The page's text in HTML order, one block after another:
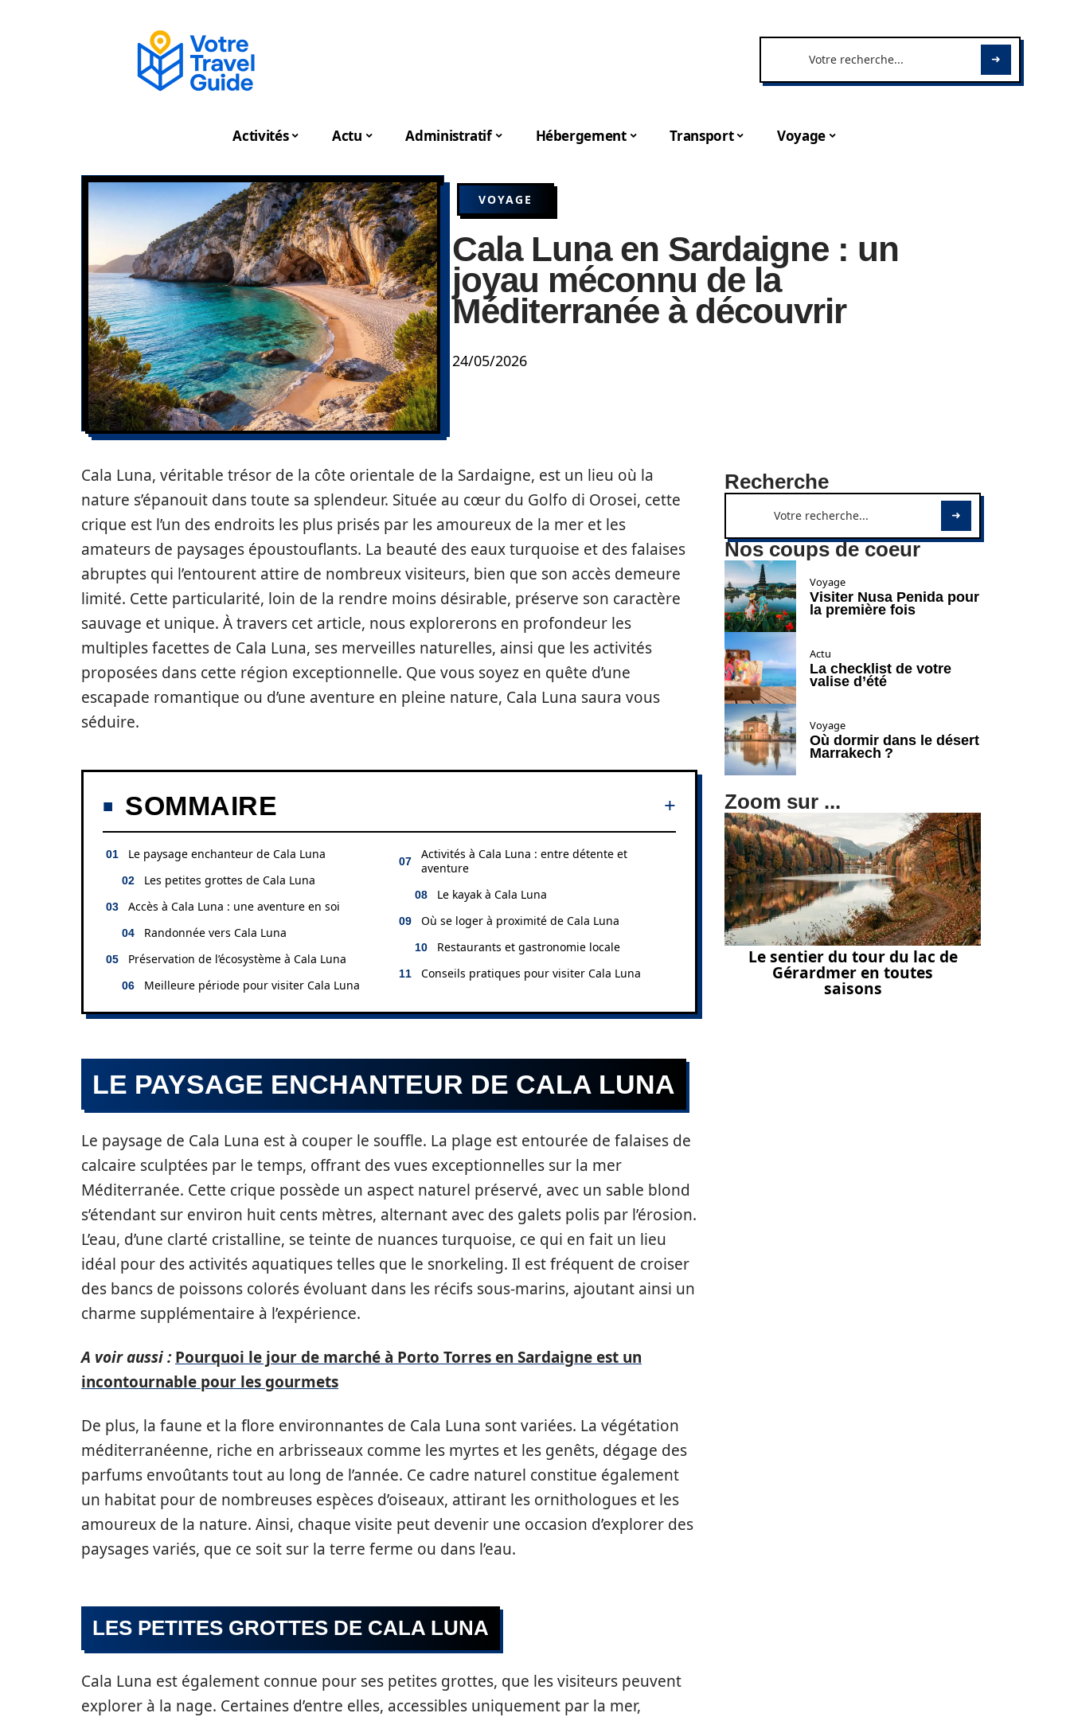
Activités Actu Administratif Hébergement Transport Voyage
VOYAGE
Cala Luna en Sardaigne : un
joyau méconnu de la
Méditerranée à découvrir
24/05/2026
Cala Luna, véritable trésor de la côte orientale de la Sardaigne, est un lieu où la
nature s’épanouit dans toute sa splendeur. Située au cœur du Golfo di Orosei, cette
crique est l’un des endroits les plus prisés par les amoureux de la mer et les
amateurs de paysages époustouflants. La beauté des eaux turquoise et des falaises
abruptes qui l’entourent attire de nombreux visiteurs, bien que son accès demeure
limité. Cette particularité, loin de la rendre moins désirable, préserve son caractère
sauvage et unique. À travers cet article, nous explorerons en profondeur les
multiples facettes de Cala Luna, ses merveilles naturelles, ainsi que les activités
proposées dans cette région exceptionnelle. Que vous soyez en quête d’une
escapade romantique ou d’une aventure en pleine nature, Cala Luna saura vous
séduire.
SOMMAIRE
Le paysage enchanteur de Cala Luna
Les petites grottes de Cala Luna
Accès à Cala Luna : une aventure en soi
Randonnée vers Cala Luna
Préservation de l’écosystème à Cala Luna
Meilleure période pour visiter Cala Luna
Activités à Cala Luna : entre détente et
aventure
Le kayak à Cala Luna
Où se loger à proximité de Cala Luna
Restaurants et gastronomie locale
Conseils pratiques pour visiter Cala Luna
LE PAYSAGE ENCHANTEUR DE CALA LUNA
Le paysage de Cala Luna est à couper le souffle. La plage est entourée de falaises de
calcaire sculptées par le temps, offrant des vues exceptionnelles sur la mer
Méditerranée. Cette crique possède un aspect naturel préservé, avec un sable blond
s’étendant sur environ huit cents mètres, alternant avec des galets polis par l’érosion.
L’eau, d’une clarté cristalline, se teinte de nuances turquoise, ce qui en fait un lieu
idéal pour des activités aquatiques telles que le snorkeling. Il est fréquent de croiser
des bancs de poissons colorés évoluant dans les récifs sous-marins, ajoutant ainsi un
charme supplémentaire à l’expérience.
A voir aussi : Pourquoi le jour de marché à Porto Torres en Sardaigne est un
incontournable pour les gourmets
De plus, la faune et la flore environnantes de Cala Luna sont variées. La végétation
méditerranéenne, riche en arbrisseaux comme les myrtes et les genêts, dégage des
parfums envoûtants tout au long de l’année. Ce cadre naturel constitue également
un habitat pour de nombreuses espèces d’oiseaux, attirant les ornithologues et les
amoureux de la nature. Ainsi, chaque visite peut devenir une occasion d’explorer des
paysages variés, que ce soit sur la terre ferme ou dans l’eau.
LES PETITES GROTTES DE CALA LUNA
Cala Luna est également connue pour ses petites grottes, que les visiteurs peuvent
explorer à la nage. Certaines d’entre elles, accessibles uniquement par la mer,
Recherche
Nos coups de coeur
Voyage
Visiter Nusa Penida pour
la première fois
Actu
La checklist de votre
valise d’été
Voyage
Où dormir dans le désert
Marrakech ?
Zoom sur ...
Le sentier du tour du lac de
Gérardmer en toutes
saisons